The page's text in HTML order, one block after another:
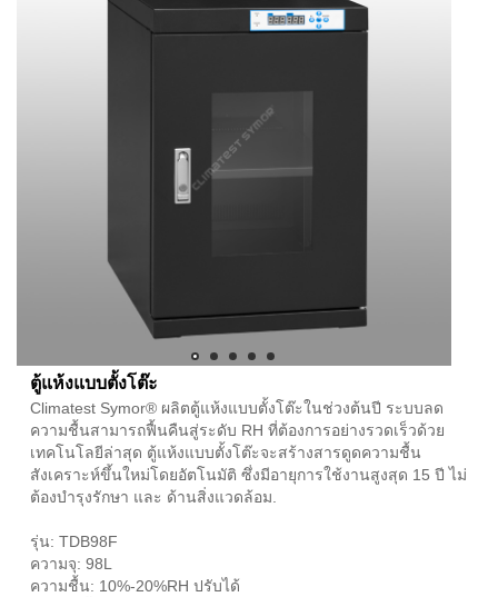
ตู้แห้งแบบตั้งโต๊ะ
Climatest Symor® ผลิตตู้แห้งแบบตั้งโต๊ะในช่วงต้นปี ระบบลด
ความชื้นสามารถฟื้นคืนสู่ระดับ RH ที่ต้องการอย่างรวดเร็วด้วย
เทคโนโลยีล่าสุด ตู้แห้งแบบตั้งโต๊ะจะสร้างสารดูดความชื้น
สังเคราะห์ขึ้นใหม่โดยอัตโนมัติ ซึ่งมีอายุการใช้งานสูงสุด 15 ปี ไม่
ต้องบำรุงรักษา และ ด้านสิ่งแวดล้อม.
รุ่น: TDB98F
ความจุ: 98L
ความชื้น: 10%-20%RH ปรับได้